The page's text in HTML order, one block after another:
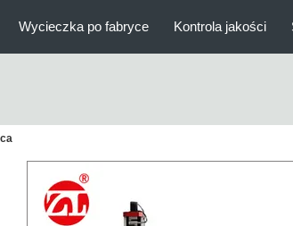
Wycieczka po fabryce Kontrola jakości